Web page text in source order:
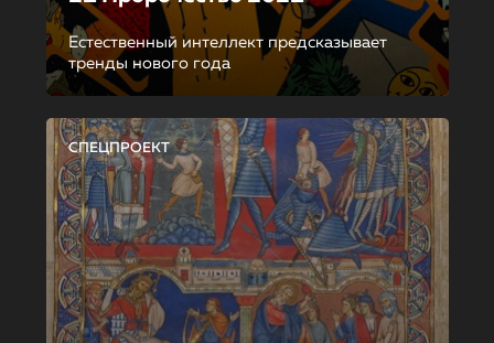
Естественный интеллект предсказывает
тренды нового года
СПЕЦПРОЕКТ